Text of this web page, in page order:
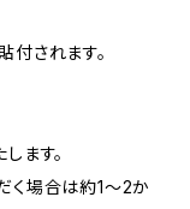
されます。
ます。
く場合は約1〜2か